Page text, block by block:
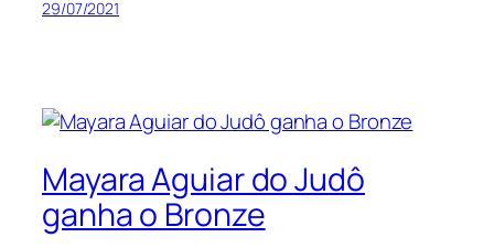
29/07/2021
Mayara Aguiar do Judô
ganha o Bronze